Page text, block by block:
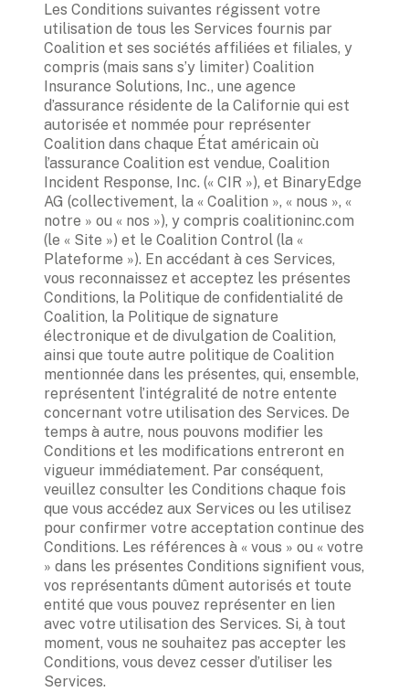
Les Conditions suivantes régissent votre
utilisation de tous les Services fournis par
Coalition et ses sociétés affiliées et filiales, y
compris (mais sans s’y limiter) Coalition
Insurance Solutions, Inc., une agence
d’assurance résidente de la Californie qui est
autorisée et nommée pour représenter
Coalition dans chaque État américain où
l’assurance Coalition est vendue, Coalition
Incident Response, Inc. (« CIR »), et BinaryEdge
AG (collectivement, la « Coalition », « nous », «
notre » ou « nos »), y compris coalitioninc.com
(le « Site ») et le Coalition Control (la «
Plateforme »). En accédant à ces Services,
vous reconnaissez et acceptez les présentes
Conditions, la Politique de confidentialité de
Coalition, la Politique de signature
électronique et de divulgation de Coalition,
ainsi que toute autre politique de Coalition
mentionnée dans les présentes, qui, ensemble,
représentent l’intégralité de notre entente
concernant votre utilisation des Services. De
temps à autre, nous pouvons modifier les
Conditions et les modifications entreront en
vigueur immédiatement. Par conséquent,
veuillez consulter les Conditions chaque fois
que vous accédez aux Services ou les utilisez
pour confirmer votre acceptation continue des
Conditions. Les références à « vous » ou « votre
» dans les présentes Conditions signifient vous,
vos représentants dûment autorisés et toute
entité que vous pouvez représenter en lien
avec votre utilisation des Services. Si, à tout
moment, vous ne souhaitez pas accepter les
Conditions, vous devez cesser d’utiliser les
Services.